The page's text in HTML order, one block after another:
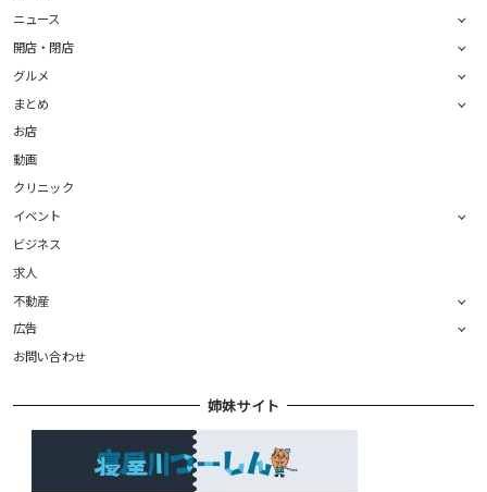
ニュース
開店・閉店
グルメ
まとめ
お店
動画
クリニック
イベント
ビジネス
求人
不動産
広告
お問い合わせ
姉妹サイト